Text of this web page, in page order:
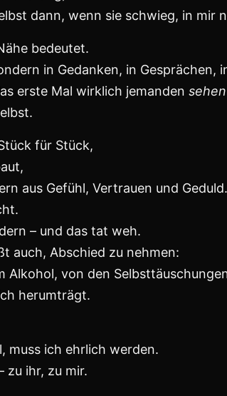
kürzer,
was uns verband,
versage.
die Erkenntnis: